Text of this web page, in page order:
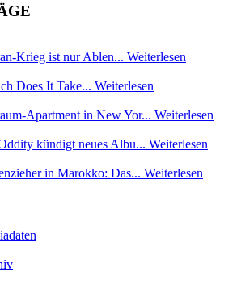
Krieg ist nur Ablen... Weiterlesen
Does It Take... Weiterlesen
Apartment in New Yor... Weiterlesen
kündigt neues Albu... Weiterlesen
in Marokko: Das... Weiterlesen